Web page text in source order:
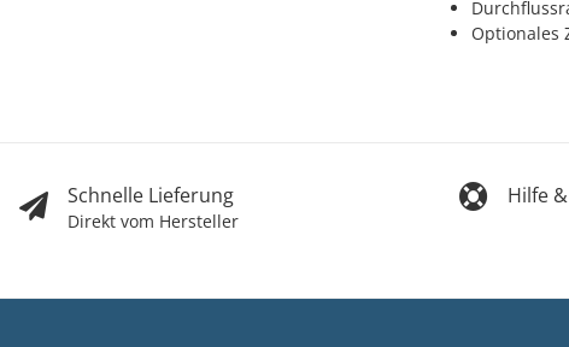
Optionales
Schnelle Lieferung
Direkt vom Hersteller
Hilfe